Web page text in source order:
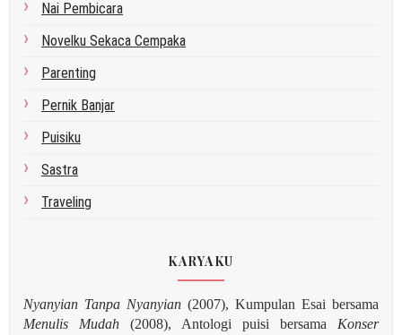
Nai Pembicara
Novelku Sekaca Cempaka
Parenting
Pernik Banjar
Puisiku
Sastra
Traveling
KARYAKU
Nyanyian Tanpa Nyanyian (2007), Kumpulan Esai bersama
Menulis Mudah (2008), Antologi puisi bersama Konser